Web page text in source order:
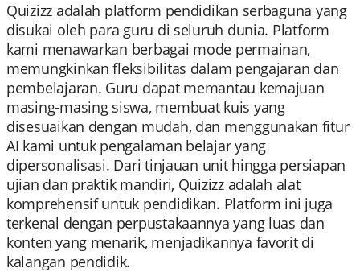
Quizizz adalah platform pendidikan serbaguna yang
disukai oleh para guru di seluruh dunia. Platform
kami menawarkan berbagai mode permainan,
memungkinkan fleksibilitas dalam pengajaran dan
pembelajaran. Guru dapat memantau kemajuan
masing-masing siswa, membuat kuis yang
disesuaikan dengan mudah, dan menggunakan fitur
AI kami untuk pengalaman belajar yang
dipersonalisasi. Dari tinjauan unit hingga persiapan
ujian dan praktik mandiri, Quizizz adalah alat
komprehensif untuk pendidikan. Platform ini juga
terkenal dengan perpustakaannya yang luas dan
konten yang menarik, menjadikannya favorit di
kalangan pendidik.